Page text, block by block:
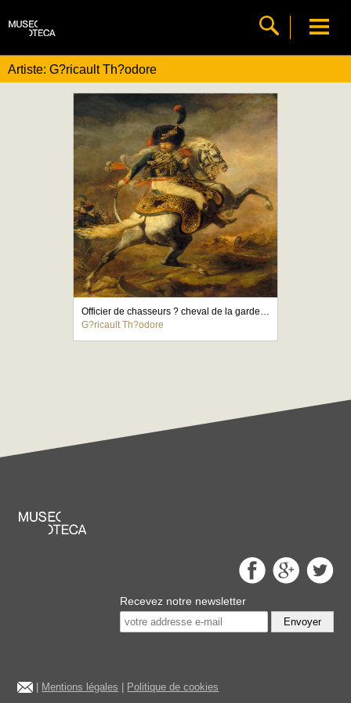
Artiste: G?ricault Th?odore
Officier de chasseurs ? cheval de la garde imp?riale chargeant
G?ricault Th?odore
Recevez notre newsletter
Envoyer
Mentions légales Politique de cookies